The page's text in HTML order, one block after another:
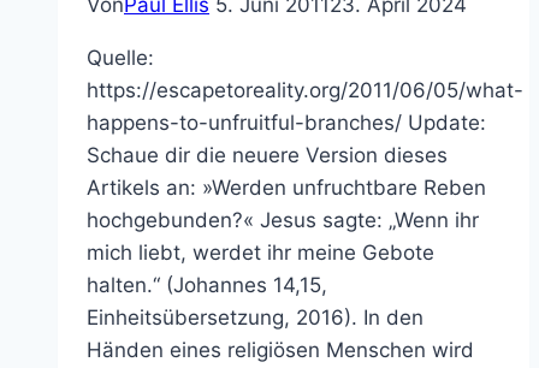
Quelle:
https://escapetoreality.org/2011/06/05/what-
happens-to-unfruitful-branches/ Update:
Schaue dir die neuere Version dieses
Artikels an: »Werden unfruchtbare Reben
hochgebunden?« Jesus sagte: „Wenn ihr
mich liebt, werdet ihr meine Gebote
halten.“ (Johannes 14,15,
Einheitsübersetzung, 2016). In den
Händen eines religiösen Menschen wird